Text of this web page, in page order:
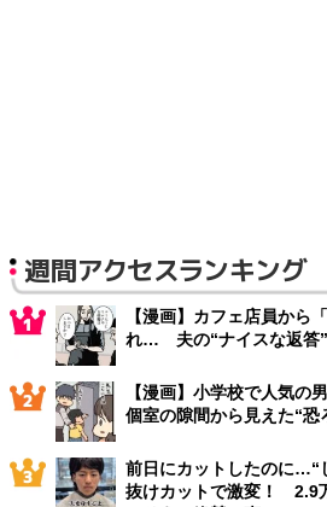
週間アクセスランキング
【漫画】カフェ店員から
れ… 夫の“ナイスな返答”
【漫画】小学校で人気
個室の隙間から見えた“恐
前日にカットしたのに…“
抜けカットで激変！ 2.9